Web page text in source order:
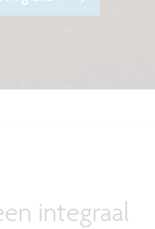
integraal